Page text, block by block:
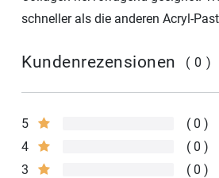
schneller als die anderen Acryl-
Kundenrezensionen (0)
5
0
4
0
3
0